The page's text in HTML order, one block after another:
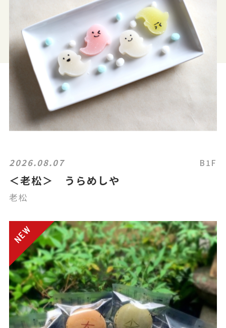
2026.08.07 B1F
＜老松＞ うらめしや
老松